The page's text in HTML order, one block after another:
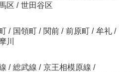
区 / 世田谷区
/ 国領町 / 関前 / 前原町 / 牟礼 /
川
/ 総武線 / 京王相模原線 /